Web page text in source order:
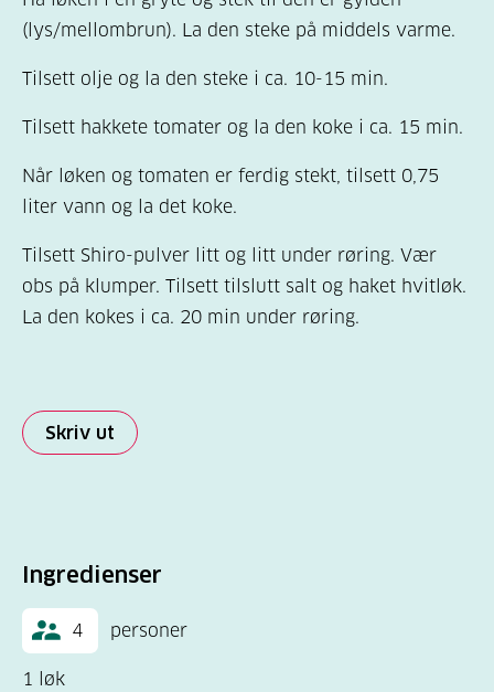
(lys/mellombrun). La den steke på middels varme.
Tilsett olje og la den steke i ca. 10-15 min.
Tilsett hakkete tomater og la den koke i ca. 15 min.
Når løken og tomaten er ferdig stekt, tilsett 0,75
liter vann og la det koke.
Tilsett Shiro-pulver litt og litt under røring. Vær
obs på klumper. Tilsett tilslutt salt og haket hvitløk.
La den kokes i ca. 20 min under røring.
Skriv ut
Ingredienser
4 personer
1 løk